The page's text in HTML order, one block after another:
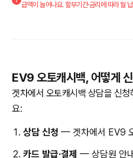
급액이 늘어나요. 할부기간·금리에 따라 월
EV9 오토캐시백, 어떻게
겟차에서 오토캐시백 상담을 신
요:
상담 신청 — 겟차에서 EV9
카드 발급·결제 — 상담원 안